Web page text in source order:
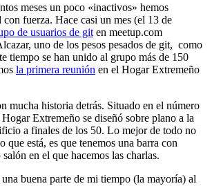
meses un poco «inactivos» hemos
fuerza. Hace casi un mes (el 13 de
de usuarios de git en meetup.com
uno de los pesos pesados de git, como
tiempo se han unido al grupo más de 150
la primera reunión en el Hogar Extremeño
mucha historia detrás. Situado en el número
Extremeño se diseñó sobre plano a la
a finales de los 50. Lo mejor de todo no
que está, es que tenemos una barra con
en el que hacemos las charlas.
buena parte de mi tiempo (la mayoría) al